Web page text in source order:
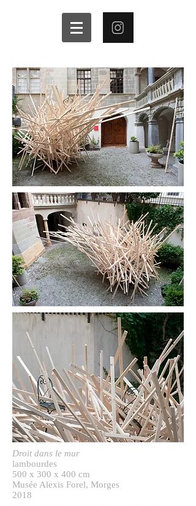
Droit dans le mur
lambourdes
500 x 300 x 400 cm​
Musée Alexis Forel, Morges
2018